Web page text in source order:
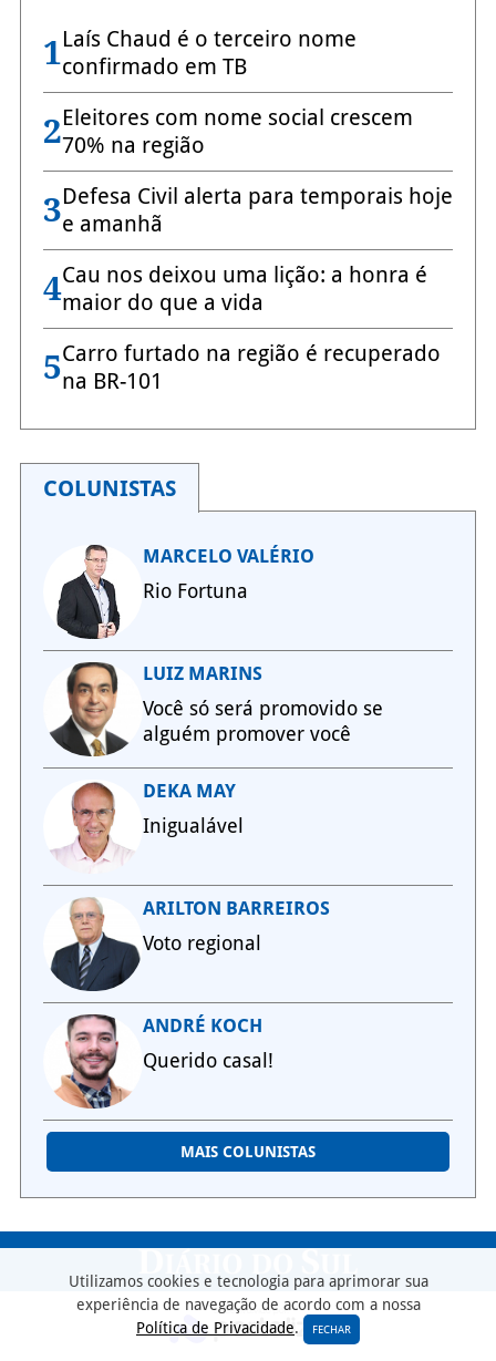
1Laís Chaud é o terceiro nome
confirmado em TB
2Eleitores com nome social crescem
70% na região
3Defesa Civil alerta para temporais hoje
e amanhã
4Cau nos deixou uma lição: a honra é
maior do que a vida
5Carro furtado na região é recuperado
na BR-101
COLUNISTAS
MARCELO VALÉRIO
Rio Fortuna
LUIZ MARINS
Você só será promovido se
alguém promover você
DEKA MAY
Inigualável
ARILTON BARREIROS
Voto regional
ANDRÉ KOCH
Querido casal!
MAIS COLUNISTAS
Utilizamos cookies e tecnologia para aprimorar sua
experiência de navegação de acordo com a nossa
Política de Privacidade. FECHAR